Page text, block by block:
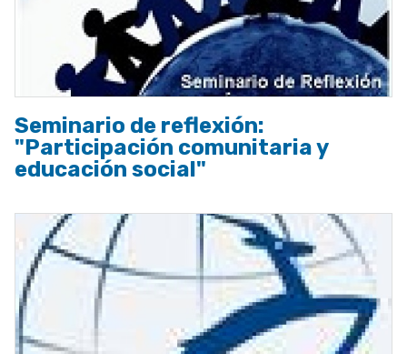
Seminario de reflexión:
"Participación comunitaria y
educación social"